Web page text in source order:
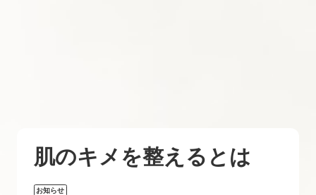
肌のキメを整えるとは
お知らせ